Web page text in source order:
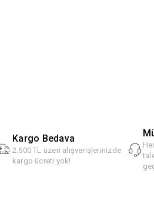
Kargo Bedava
2.500 TL üzeri alışverişlerinizde
kargo ücreti yok!